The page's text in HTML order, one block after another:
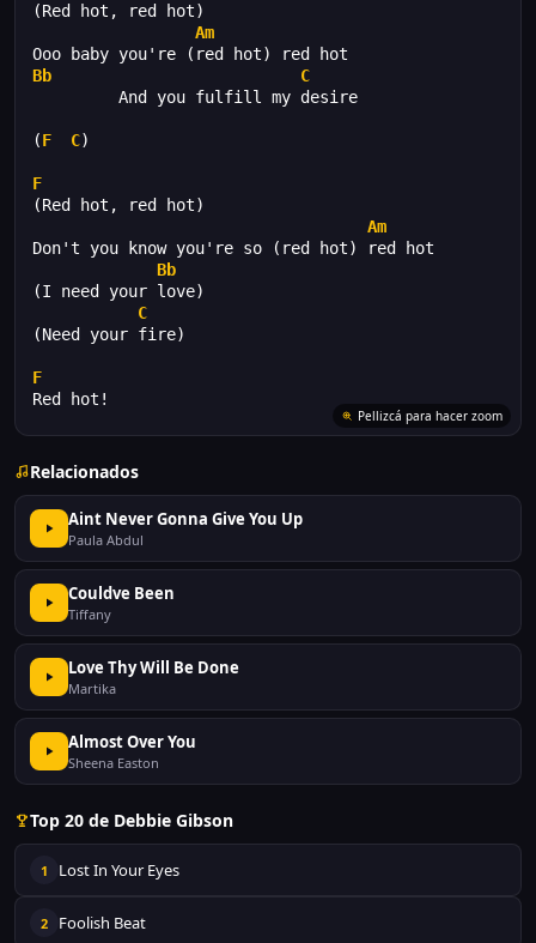
(Red hot, red hot)
Am
Ooo baby you're (red hot) red hot
Bb
C
And you fulfill my desire
(F C)
F
(Red hot, red hot)
Am
Don't you know you're so (red hot) red hot
Bb
(I need your love)
C
(Need your fire)
F
Red hot!
Relacionados
Aint Never Gonna Give You Up
Paula Abdul
Couldve Been
Tiffany
Love Thy Will Be Done
Martika
Almost Over You
Sheena Easton
Top 20 de Debbie Gibson
1 Lost In Your Eyes
2 Foolish Beat